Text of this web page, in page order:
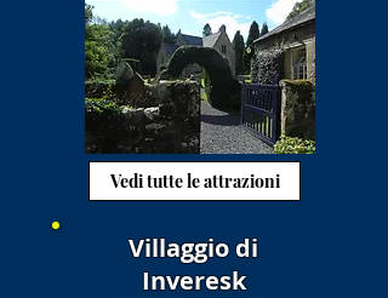
Vedi tutte le attrazioni
Villaggio di
Inveresk